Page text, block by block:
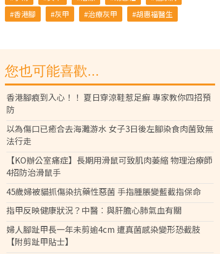
香港腳
灰甲 治療灰甲 胡惠福醫生
您也可能喜歡...
香港腳痕到入心！！ 夏日穿涼鞋惹足癬 專家教你四招預
防
以為傷口已癒合去海灘游水 女子3日後左腳染食肉菌致無
法行走
【KO辦公室痛症】長期用滑鼠可致肌肉萎縮 物理治療師
4招防治滑鼠手
45歲婦被貓抓傷染抗藥性惡菌 手指腫脹變藍截指保命
指甲反映健康狀況？中醫︰與肝膽心肺氣血有關
婦人腳趾甲長一年未剪逾4cm 遭真菌感染變形恐截肢
【附剪趾甲貼士】